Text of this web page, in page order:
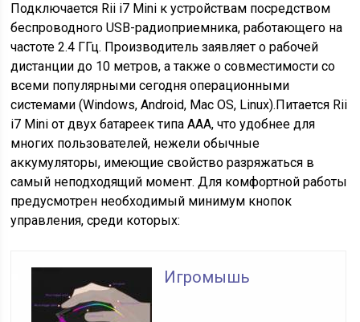
Подключается Rii i7 Mini к устройствам посредством
беспроводного USB-радиоприемника, работающего на
частоте 2.4 ГГц. Производитель заявляет о рабочей
дистанции до 10 метров, а также о совместимости со
всеми популярными сегодня операционными
системами (Windows, Android, Mac OS, Linux).Питается Rii
i7 Mini от двух батареек типа ААА, что удобнее для
многих пользователей, нежели обычные
аккумуляторы, имеющие свойство разряжаться в
самый неподходящий момент. Для комфортной работы
предусмотрен необходимый минимум кнопок
управления, среди которых:
Игромышь